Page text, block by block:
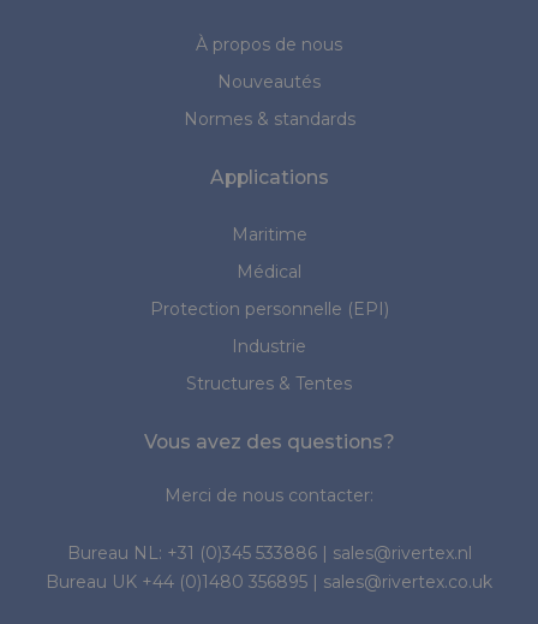
À propos de nous
Nouveautés
Normes & standards
Applications
Maritime
Médical
Protection personnelle (EPI)
Industrie
Structures & Tentes
Vous avez des questions?
Merci de nous contacter:
Bureau NL: +31 (0)345 533886| sales@rivertex.nl
Bureau UK +44 (0)1480 356895 | sales@rivertex.co.uk